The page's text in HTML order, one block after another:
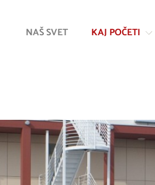
vsebino
NAŠ SVET KAJ POČETI